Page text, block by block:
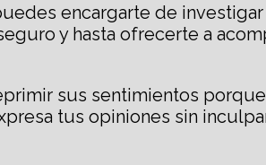
encargarte de
y hasta ofrecerte a
sus sentimientos
tus opiniones sin